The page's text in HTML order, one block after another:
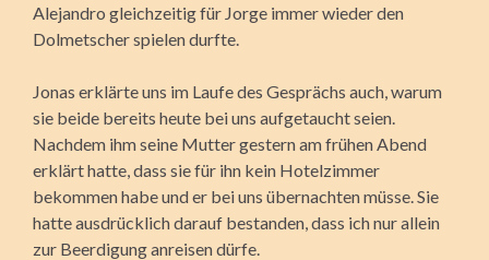
Alejandro gleichzeitig für Jorge immer wieder den
Dolmetscher spielen durfte.
Jonas erklärte uns im Laufe des Gesprächs auch, warum
sie beide bereits heute bei uns aufgetaucht seien.
Nachdem ihm seine Mutter gestern am frühen Abend
erklärt hatte, dass sie für ihn kein Hotelzimmer
bekommen habe und er bei uns übernachten müsse. Sie
hatte ausdrücklich darauf bestanden, dass ich nur allein
zur Beerdigung anreisen dürfe.